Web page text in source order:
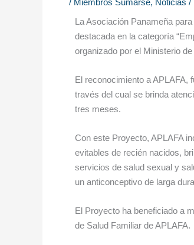
/ Miembros Sumarse, Noticias /
La Asociación Panameña
destacada en la categoría
organizado por el Ministerio
El reconocimiento a APLAFA,
través del cual se brinda
tres meses.
Con este Proyecto, APLAFA
evitables de recién nacidos,
servicios de salud sexual y
un anticonceptivo de larga
El Proyecto ha beneficiado a
de Salud Familiar de APLAFA.